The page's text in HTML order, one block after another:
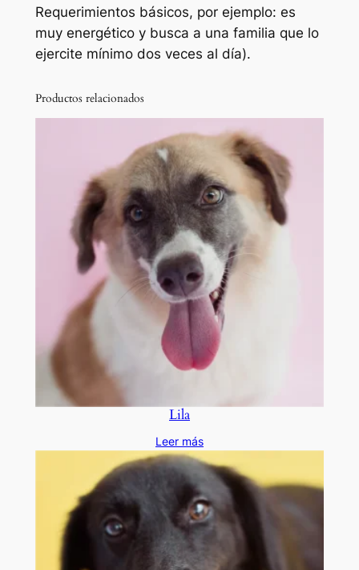
Requerimientos básicos, por ejemplo: es
muy energético y busca a una familia que lo
ejercite mínimo dos veces al día).
Productos relacionados
Lila
Leer más